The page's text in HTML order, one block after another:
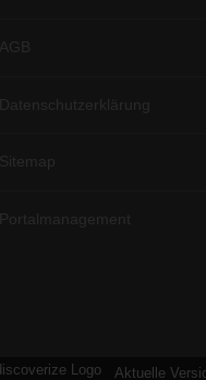
AGB
Datenschutzerklärung
Sitemap
Portalmanagement
Aktuelle